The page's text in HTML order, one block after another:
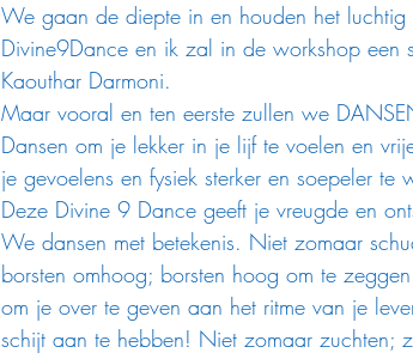
We gaan de diepte in en houden het
Divine9Dance en ik zal in de workshop een
Kaouthar Darmoni.
Maar vooral en ten eerste zullen we
Dansen om je lekker in je lijf te voelen en
je gevoelens en fysiek sterker en soepeler te
Deze Divine 9 Dance geeft je vreugde en
We dansen met betekenis. Niet zomaar
borsten omhoog; borsten hoog om te
om je over te geven aan het ritme van je
schijt aan te hebben! Niet zomaar zuchten;